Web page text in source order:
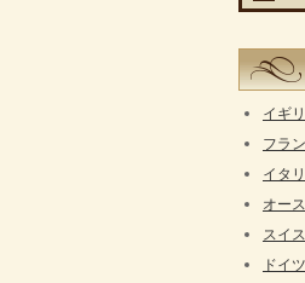
イギ
フラ
イタ
オー
スイス
ドイツ